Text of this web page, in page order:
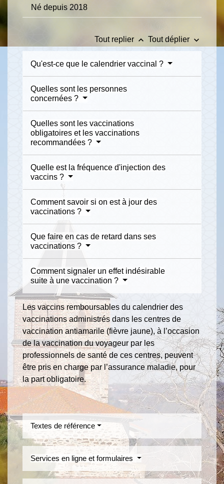
Né depuis 2018
Tout replier keyboard_arrow_up Tout déplier keyboard_arrow_down
Qu'est-ce que le calendrier vaccinal ?
Quelles sont les personnes
concernées ?
Quelles sont les vaccinations
obligatoires et les vaccinations
recommandées ?
Quelle est la fréquence d'injection des
vaccins ?
Comment savoir si on est à jour des
vaccinations ?
Que faire en cas de retard dans ses
vaccinations ?
Comment signaler un effet indésirable
suite à une vaccination ?
Les vaccins remboursables du calendrier des
vaccinations administrés dans les centres de
vaccination antiamarile (fièvre jaune), à l’occasion
de la vaccination du voyageur par les
professionnels de santé de ces centres, peuvent
être pris en charge par l’assurance maladie, pour
la part obligatoire.
Textes de référence
Services en ligne et formulaires